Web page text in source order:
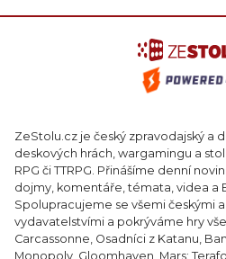
ZeStolu.cz je český zpravodajský a
deskových hrách, wargamingu a
RPG či TTRPG. Přinášíme denní
dojmy, komentáře, témata, videa a
Spolupracujeme se všemi českými
vydavatelstvími a pokrýváme hry
Carcassonne, Osadníci z Katanu,
Monopoly, Gloomhaven, Mars: